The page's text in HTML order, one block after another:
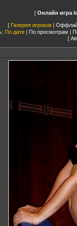
Онлайн игра
Галерея игроков|
По дате | По просмотрам |